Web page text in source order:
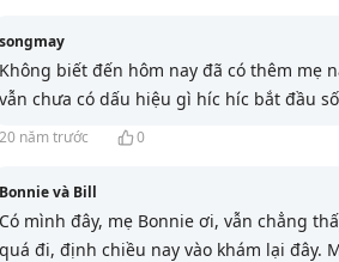
songmay
Không biết đến hôm nay đã có thêm mẹ
vẫn chưa có dấu hiệu gì híc híc bắt đầu
20 năm trước 0
Bonnie và Bill
Có mình đây, mẹ Bonnie ơi, vẫn chẳng
quá đi, định chiều nay vào khám lại đây.